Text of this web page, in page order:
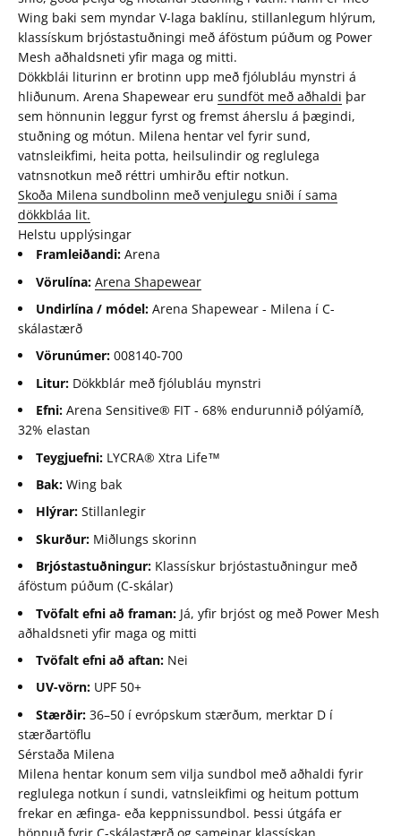
Wing baki sem myndar V-laga baklínu, stillanlegum hlýrum,
klassískum brjóstastuðningi með áföstum púðum og Power
Mesh aðhaldsneti yfir maga og mitti.
Dökkblái liturinn er brotinn upp með fjólubláu mynstri á
hliðunum. Arena Shapewear eru sundföt með aðhaldi þar
sem hönnunin leggur fyrst og fremst áherslu á þægindi,
stuðning og mótun. Milena hentar vel fyrir sund,
vatnsleikfimi, heita potta, heilsulindir og reglulega
vatnsnotkun með réttri umhirðu eftir notkun.
Skoða Milena sundbolinn með venjulegu sniði í sama
dökkbláa lit.
Helstu upplýsingar
Framleiðandi: Arena
Vörulína: Arena Shapewear
Undirlína / módel: Arena Shapewear - Milena í C-
skálastærð
Vörunúmer: 008140-700
Litur: Dökkblár með fjólubláu mynstri
Efni: Arena Sensitive® FIT - 68% endurunnið pólýamíð,
32% elastan
Teygjuefni: LYCRA® Xtra Life™
Bak: Wing bak
Hlýrar: Stillanlegir
Skurður: Miðlungs skorinn
Brjóstastuðningur: Klassískur brjóstastuðningur með
áföstum púðum (C-skálar)
Tvöfalt efni að framan: Já, yfir brjóst og með Power Mesh
aðhaldsneti yfir maga og mitti
Tvöfalt efni að aftan: Nei
UV-vörn: UPF 50+
Stærðir: 36–50 í evrópskum stærðum, merktar D í
stærðartöflu
Sérstaða Milena
Milena hentar konum sem vilja sundbol með aðhaldi fyrir
reglulega notkun í sundi, vatnsleikfimi og heitum pottum
frekar en æfinga- eða keppnissundbol. Þessi útgáfa er